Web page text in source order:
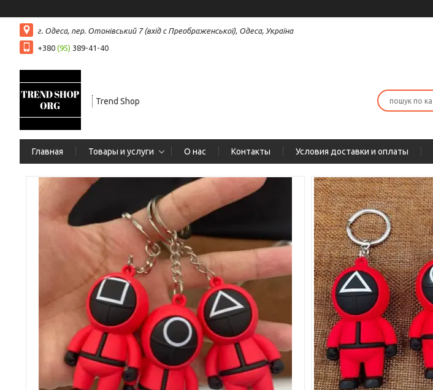
г. Одеса, пер. Отонівський 7 (вхід с Преображенської), Одеса, Україна
+380 (95) 389-41-40
Trend Shop
Главная Товары и услуги О нас Контакты Условия доставки и оплаты